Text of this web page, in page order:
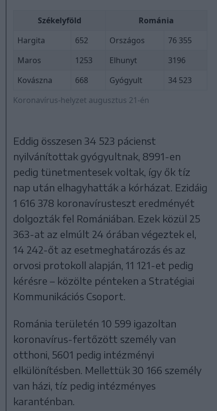
Koronavírus-helyzet augusztus 21-én
Székelyföld
Románia
Hargita
652 Országos
76 355
Maros
1253 Elhunyt
3196
Kovászna
668 Gyógyult 34 523
Eddig összesen 34 523 pácienst
nyilvánítottak gyógyultnak, 8991-en
pedig tünetmentesek voltak, így ők tíz
nap után elhagyhatták a kórházat. Ezidáig
1 616 378 koronavírusteszt eredményét
dolgozták fel Romániában. Ezek közül 25
363-at az elmúlt 24 órában végeztek el,
14 242-őt az esetmeghatározás és az
orvosi protokoll alapján, 11 121-et pedig
kérésre – közölte pénteken a Stratégiai
Kommunikációs Csoport.
Románia területén 10 599 igazoltan
koronavírus-fertőzött személy van
otthoni, 5601 pedig intézményi
elkülönítésben. Mellettük 30 166 személy
van házi, tíz pedig intézményes
karanténban.